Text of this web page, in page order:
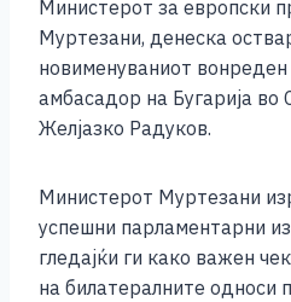
c
e
b
o
o
k
ss
e
n
g
er
tt
er
Министерот за европски
Муртезани, денеска
новименуваниот
амбасадор на Бугарија во
Желјазко Радуков.
Министерот Муртезани
успешни парламентарни
гледајќи ги како важен
на билатералните односи